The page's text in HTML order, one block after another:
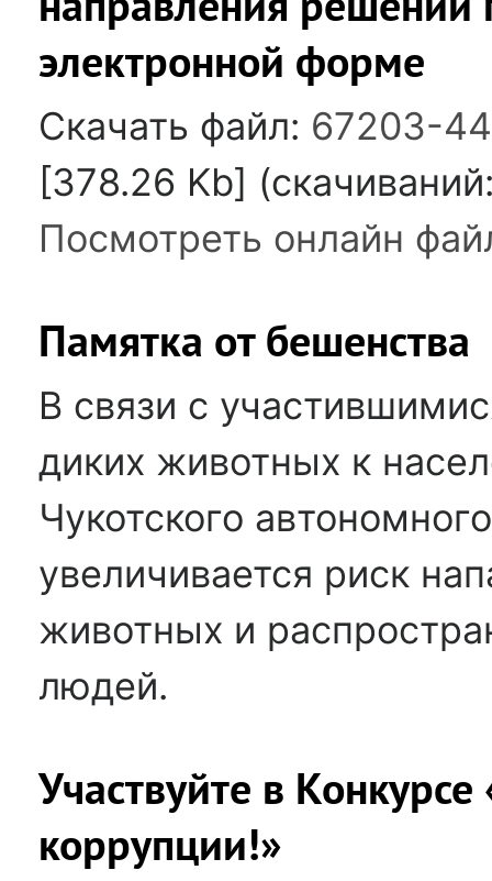
электронной форме
Скачать файл: 67203-
[378.26 Kb]
Посмотреть онлайн
Памятка от бешенства
В связи с
диких животных к
Чукотского
увеличивается риск
животных и
людей.
Участвуйте в
коррупции!»